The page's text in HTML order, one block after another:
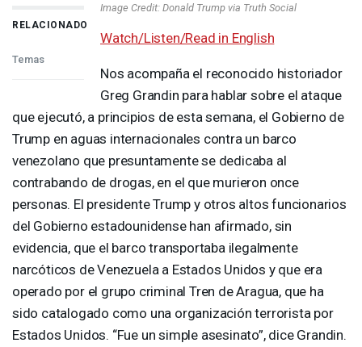
RELACIONADO
Temas
Image Credit: Donald Trump via Truth Social
Watch/Listen/Read in English
Nos acompaña el reconocido historiador
Greg Grandin para hablar sobre el ataque
que ejecutó, a principios de esta semana, el Gobierno de
Trump en aguas internacionales contra un barco
venezolano que presuntamente se dedicaba al
contrabando de drogas, en el que murieron once
personas. El presidente Trump y otros altos funcionarios
del Gobierno estadounidense han afirmado, sin
evidencia, que el barco transportaba ilegalmente
narcóticos de Venezuela a Estados Unidos y que era
operado por el grupo criminal Tren de Aragua, que ha
sido catalogado como una organización terrorista por
Estados Unidos. “Fue un simple asesinato”, dice Grandin.